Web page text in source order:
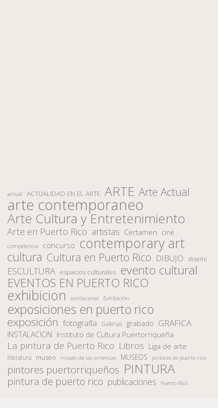
actual ACTUALIDAD EN EL ARTE ARTE Arte Actual
arte contemporaneo
Arte Cultura y Entretenimiento
Arte en Puerto Rico artistas Certamen cine
competencia concurso contemporary art
cultura Cultura en Puerto Rico DIBUJO diseño
ESCULTURA espacios culturales evento cultural
EVENTOS EN PUERTO RICO
exhibicion exhibiciones Exhibición
exposiciones en puerto rico
exposición fotografía Galerias grabado GRAFICA
INSTALACION Instituto de Cultura Puertorriqueña
La pintura de Puerto Rico Libros Liga de arte
literatura museo museo de las americas MUSEOS pintores de puerto rico
pintores puertorriqueños PINTURA
pintura de puerto rico publicaciones Puerto Rico